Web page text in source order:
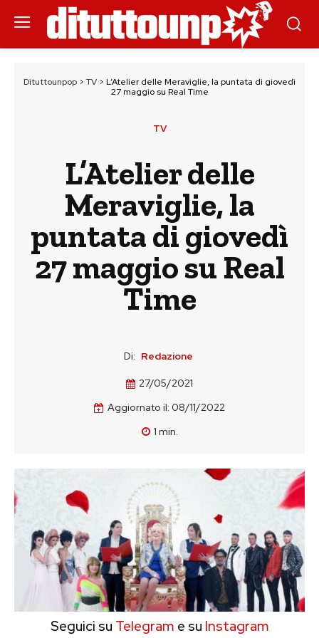
Dituttounpop > TV > L’Atelier delle Meraviglie, la puntata di giovedì
27 maggio su Real Time
TV
L’Atelier delle
Meraviglie, la
puntata di giovedì
27 maggio su Real
Time
Di: Redazione
27/05/2021
Aggiornato il: 08/11/2022
1 min.
Seguici su Telegram e su Instagram